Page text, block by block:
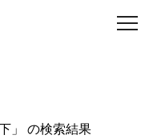
」 の検索結果